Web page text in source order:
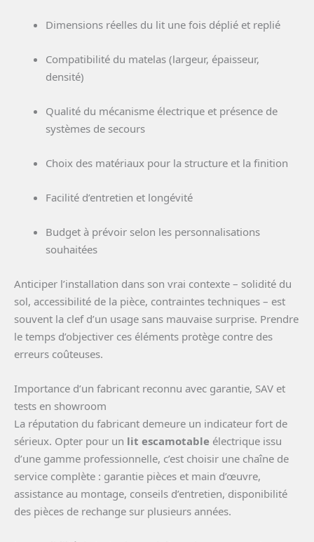
Dimensions réelles du lit une fois déplié et replié
Compatibilité du matelas (largeur, épaisseur,
densité)
Qualité du mécanisme électrique et présence de
systèmes de secours
Choix des matériaux pour la structure et la finition
Facilité d’entretien et longévité
Budget à prévoir selon les personnalisations
souhaitées
Anticiper l’installation dans son vrai contexte – solidité du
sol, accessibilité de la pièce, contraintes techniques – est
souvent la clef d’un usage sans mauvaise surprise. Prendre
le temps d’objectiver ces éléments protège contre des
erreurs coûteuses.
Importance d’un fabricant reconnu avec garantie, SAV et
tests en showroom
La réputation du fabricant demeure un indicateur fort de
sérieux. Opter pour un lit escamotable électrique issu
d’une gamme professionnelle, c’est choisir une chaîne de
service complète : garantie pièces et main d’œuvre,
assistance au montage, conseils d’entretien, disponibilité
des pièces de rechange sur plusieurs années.